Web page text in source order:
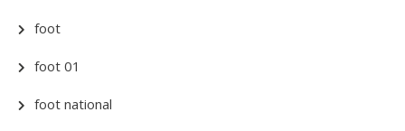
foot
foot 01
foot national